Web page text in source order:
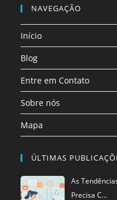
aba
aba
em
uma
nova
aba
NAVEGAÇÃO
Início
Blog
Entre em Contato
Sobre nós
Mapa
ÚLTIMAS
As
Precisa C…